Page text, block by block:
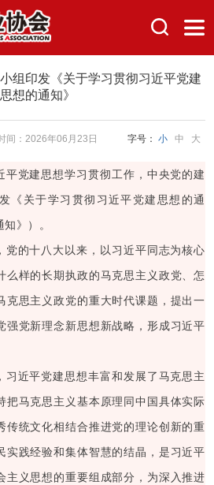
组印发《关于学习贯彻习近平党建
思想的通知》
间：2026年06月23日 字号： 小 中 大
平党建思想学习贯彻工作，中央党的建
《关于学习贯彻习近平党建思想的通
》）。
党的十八大以来，以习近平同志为核心
么样的长期执政的马克思主义政党、怎
克思主义政党的重大时代课题，提出一
强党新理念新思想新战略，形成习近平
习近平党建思想丰富和发展了马克思主
把马克思主义基本原理同中国具体实际
传统文化相结合推进党的理论创新的重
实践经验和集体智慧的结晶，是习近平
主义思想的重要组成部分，为深入推进